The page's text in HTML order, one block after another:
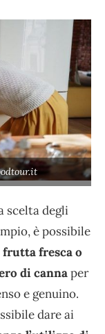
scelta degli
è possibile
frutta fresca o
di cannaper
e genuino.
dare ai